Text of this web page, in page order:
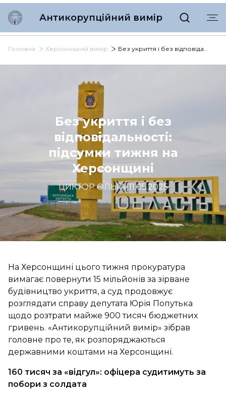
Антикорупційний вимір
Головна Херсонський вимір Без укриття і без відповідальності: підсумки тижня на Херсонщині
Без укриття і без
відповідальності:
підсумки тижня на
Херсонщині
ЦИКТОР ОЛЬГА|11.05.2025
На Херсонщині цього тижня прокуратура
вимагає повернути 15 мільйонів за зірване
будівництво укриття, а суд продовжує
розглядати справу депутата Юрія Попутька
щодо розтрати майже 900 тисяч бюджетних
гривень. «Антикорупційний вимір» зібрав
головне про те, як розпоряджаються
державними коштами на Херсонщині.
160 тисяч за «відгул»: офіцера судитимуть за
побори з солдата